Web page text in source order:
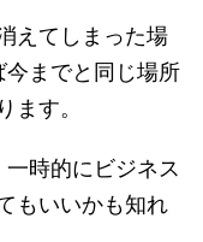
えてしまった場
までと同じ場所
ます。
時的にビジネス
もいいかも知れ